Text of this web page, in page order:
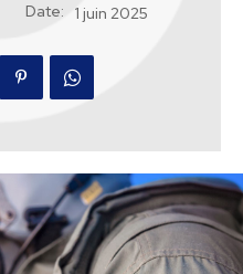
Date: 1 juin 2025